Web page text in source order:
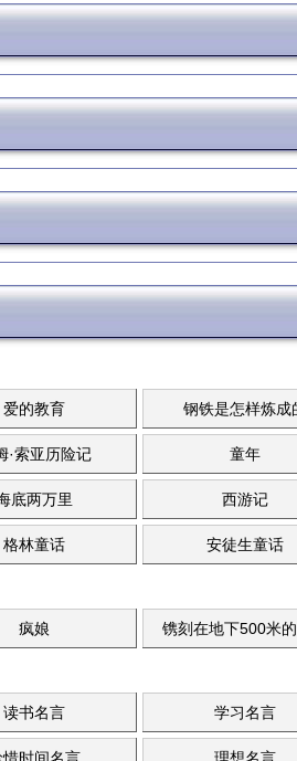
爱的教育 钢铁是怎样炼成
·索亚历险记 童年
底两万里 西游记
格林童话 安徒生童话
疯娘 镌刻在地下500米
读书名言 学习名言